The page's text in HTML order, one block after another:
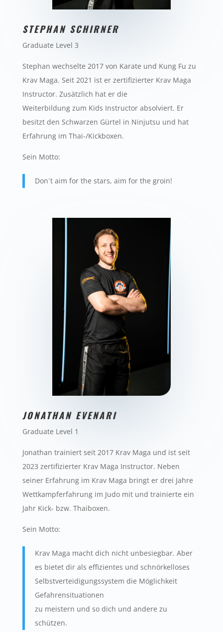
STEPHAN SCHIRNER
Graduate Level 3
Stephan wechselte 2017 von Karate und Kung Fu zu
Krav Maga. Seit 2021 ist er zertifizierter Krav Maga
Instructor. Zusätzlich hat er die
Weiterbildung zum Kids Instructor absolviert. Er
besitzt den Schwarzen Gürtel in Ninjutsu und hat
Erfahrung im Thai-/Kickboxen.
Sein Motto:
Don´t aim for the stars, aim for the groin!
JONATHAN EVENARI
Graduate Level 1
Jonathan trainiert seit 2017 Krav Maga und ist seit
2023 zertifizierter Krav Maga Instructor. Neben
seiner Erfahrung im Krav Maga bringt er drei Jahre
Wettkampferfahrung im Judo mit und trainierte ein
Jahr Kick- bzw. Thaiboxen.
Sein Motto:
Krav Maga macht dich nicht unbesiegbar. Aber
es bietet dir als effizientes und schnörkelloses
Selbstverteidigungssystem die Möglichkeit
Gefahrensituationen
zu meistern und so dich und andere zu
schützen.